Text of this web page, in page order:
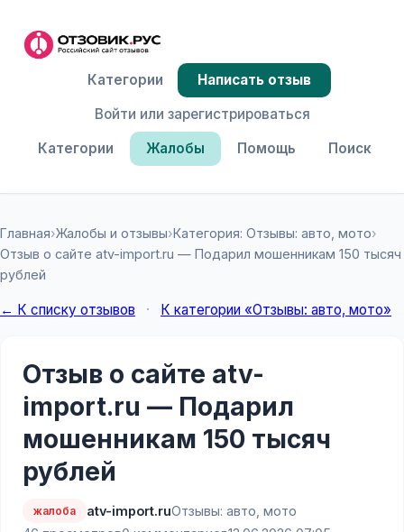
Категории Жалобы Помощь Поиск
Категории
Написать отзыв
Войти или зарегистрироваться
Главная›Жалобы и отзывы›Категория: Отзывы: авто, мото›
Отзыв о сайте atv-import.ru — Подарил мошенникам 150 тысяч
рублей
← К списку отзывов · К категории «Отзывы: авто, мото»
Отзыв о сайте atv-
import.ru — Подарил
мошенникам 150 тысяч
рублей
жалоба atv-import.ruОтзывы: авто, мото